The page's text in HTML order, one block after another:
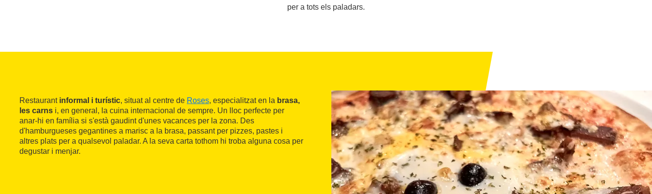
per a tots els paladars.
Restaurant informal i turístic, situat al centre de Roses, especialitzat en la brasa,
les carns i, en general, la cuina internacional de sempre. Un lloc perfecte per
anar-hi en família si s'està gaudint d'unes vacances per la zona. Des
d'hamburgueses gegantines a marisc a la brasa, passant per pizzes, pastes i
altres plats per a qualsevol paladar. A la seva carta tothom hi troba alguna cosa per
degustar i menjar.